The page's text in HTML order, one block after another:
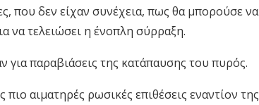
που δεν είχαν συνέχεια, πως θα μπορούσε να
να τελειώσει η ένοπλη σύρραξη.
παραβιάσεις της κατάπαυσης του πυρός.
αιματηρές ρωσικές επιθέσεις εναντίον της